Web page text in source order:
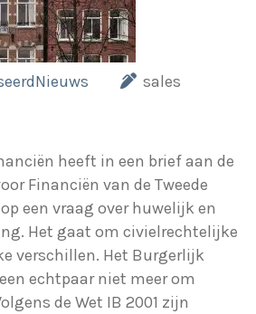
Nieuws
sales
heeft in een brief aan de
Financiën van de Tweede
een vraag over huwelijk en
Het gaat om civielrechtelijke
verschillen. Het Burgerlijk
echtpaar niet meer om
de Wet IB 2001 zijn